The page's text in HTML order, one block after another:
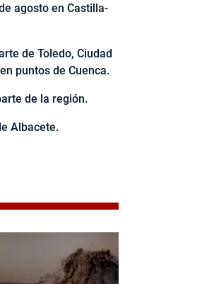
agosto en Castilla-
de Toledo, Ciudad
puntos de Cuenca.
de la región.
Albacete.